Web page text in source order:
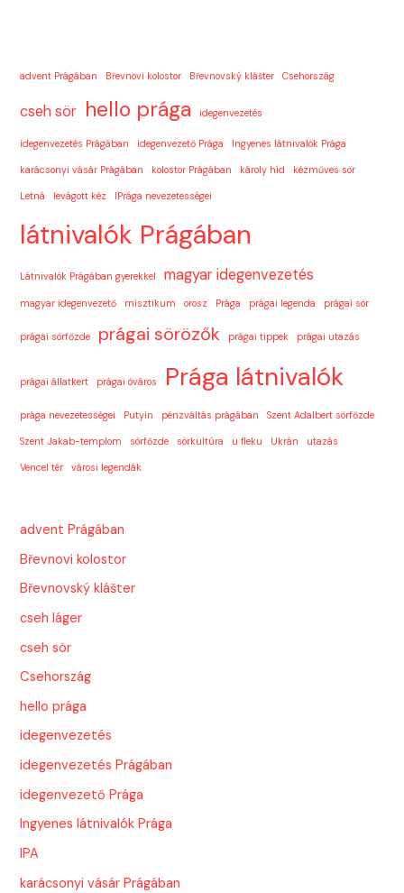
advent Prágában Břevnovi kolostor Břevnovský klášter Csehország
cseh sör hello prága idegenvezetés
idegenvezetés Prágában idegenvezető Prága Ingyenes látnivalók Prága
karácsonyi vásár Prágában kolostor Prágában károly híd kézműves sör
Letná levágott kéz lPrága nevezetességei
látnivalók Prágában
Látnivalók Prágában gyerekkel magyar idegenvezetés
magyar idegenvezető misztikum orosz Prága prágai legenda prágai sör
prágai sörfőzde prágai sörözők prágai tippek prágai utazás
prágai állatkert prágai óváros Prága látnivalók
prága nevezetességei Putyin pénzváltás prágában Szent Adalbert sörfőzde
Szent Jakab-templom sörfőzde sörkultúra u fleku Ukrán utazás
Vencel tér városi legendák
advent Prágában
Břevnovi kolostor
Břevnovský klášter
cseh láger
cseh sör
Csehország
hello prága
idegenvezetés
idegenvezetés Prágában
idegenvezető Prága
Ingyenes látnivalók Prága
IPA
karácsonyi vásár Prágában